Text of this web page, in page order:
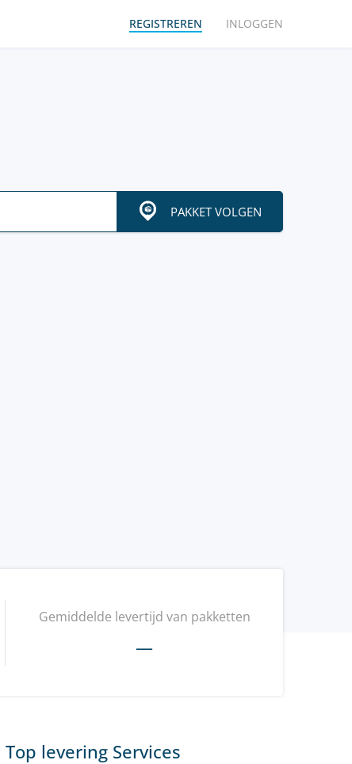
REGISTREREN INLOGGEN
PAKKET VOLGEN
Gemiddelde levertijd van pakketten
—
Top levering Services